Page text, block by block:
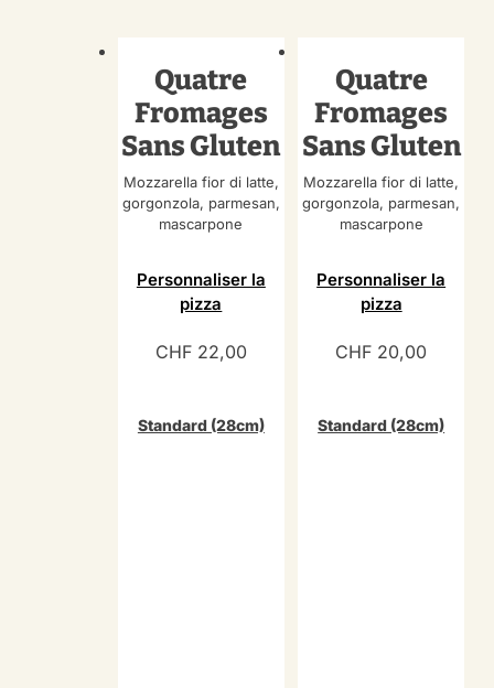
Quatre
Fromages
Sans Gluten
Mozzarella fior di latte,
gorgonzola, parmesan,
mascarpone
Personnaliser la
pizza
CHF22,00
Standard (28cm)
Quatre
Fromages
Sans Gluten
Mozzarella fior di latte,
gorgonzola, parmesan,
mascarpone
Personnaliser la
pizza
CHF 20,00
Standard (28cm)